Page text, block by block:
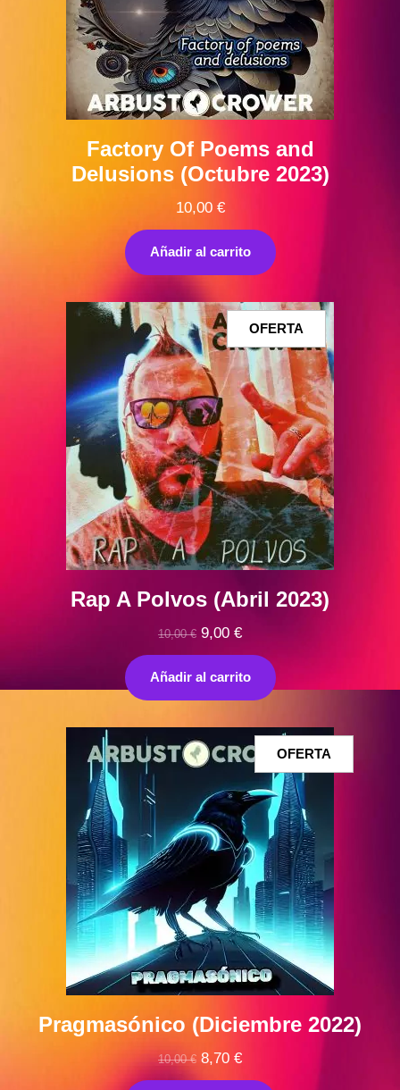
Factory Of Poems and
Delusions (Octubre 2023)
10,00 €
Añadir al carrito
OFERTA
OFERTA
Rap A Polvos (Abril 2023)
10,00€ El
precio
original
9,00 €El
precio
actual
es:
Añadir al carrito
OFERTA
Pragmasónico (Diciembre 2022)
10,00€ El
precio
8,70 €El
precio